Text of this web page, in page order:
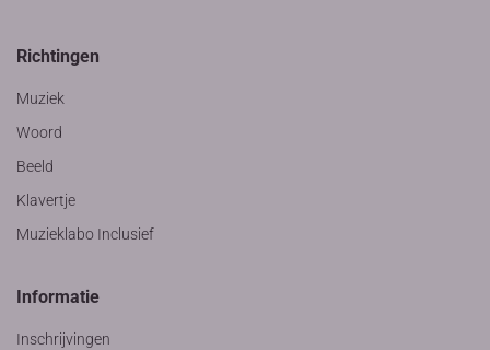
Richtingen
Muziek
Woord
Beeld
Klavertje
Muzieklabo Inclusief
Informatie
Inschrijvingen